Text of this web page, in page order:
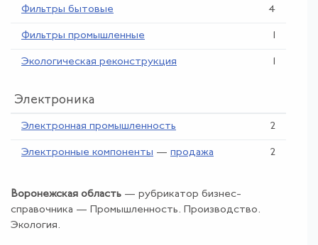
Фильтры бытовые 4
Фильтры промышленные 1
Экологическая реконструкция 1
Электроника
Электронная промышленность 2
Электронные компоненты — продажа 2
Воронежская область — рубрикатор бизнес-
справочника — Промышленность. Производство.
Экология.